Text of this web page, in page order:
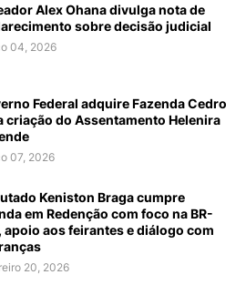
Alex Ohana divulga nota de
sobre decisão judicial
04, 2026
Federal adquire Fazenda Cedro
criação do Assentamento Helenira
07, 2026
Keniston Braga cumpre
em Redenção com foco na BR-
apoio aos feirantes e diálogo com
20, 2026